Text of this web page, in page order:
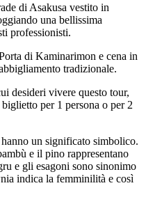
di Asakusa vestito in
una bellissima
professionisti.
di Kaminarimon e cena in
tradizionale.
desideri vivere questo tour,
per 1 persona o per 2
un significato simbolico.
e il pino rappresentano
e gli esagoni sono sinonimo
indica la femminilità e così